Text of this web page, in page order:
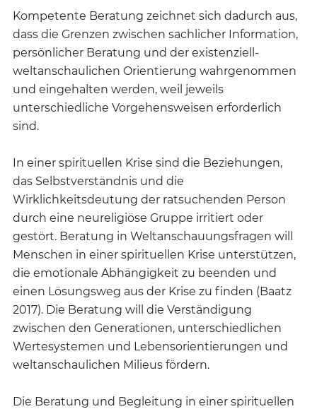
Kompetente Beratung zeichnet sich dadurch aus,
dass die Grenzen zwischen sachlicher Information,
persönlicher Beratung und der existenziell-
weltanschaulichen Orientierung wahrgenommen
und eingehalten werden, weil jeweils
unterschiedliche Vorgehensweisen erforderlich
sind.
In einer spirituellen Krise sind die Beziehungen,
das Selbstverständnis und die
Wirklichkeitsdeutung der ratsuchenden Person
durch eine neureligiöse Gruppe irritiert oder
gestört. Beratung in Weltanschauungsfragen will
Menschen in einer spirituellen Krise unterstützen,
die emotionale Abhängigkeit zu beenden und
einen Lösungsweg aus der Krise zu finden (Baatz
2017). Die Beratung will die Verständigung
zwischen den Generationen, unterschiedlichen
Wertesystemen und Lebensorientierungen und
weltanschaulichen Milieus fördern.
Die Beratung und Begleitung in einer spirituellen